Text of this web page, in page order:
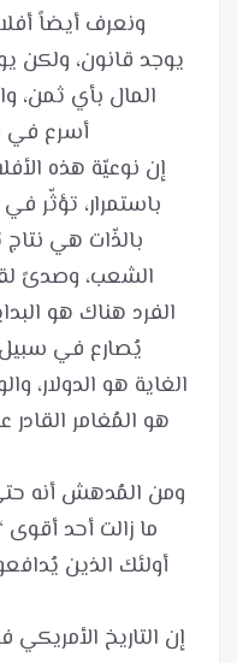
يوجد قانون، ولكن
المال بأي ثمن،
إن نوعيّة هذه
باستمرار، تؤثّر
بالذّات هي
الفرد هناك هو
يُصارع في سبيل
الغاية هو
هو المُغامر
ومن المُدهش أنه
أولئك الذين
إن التاريخ